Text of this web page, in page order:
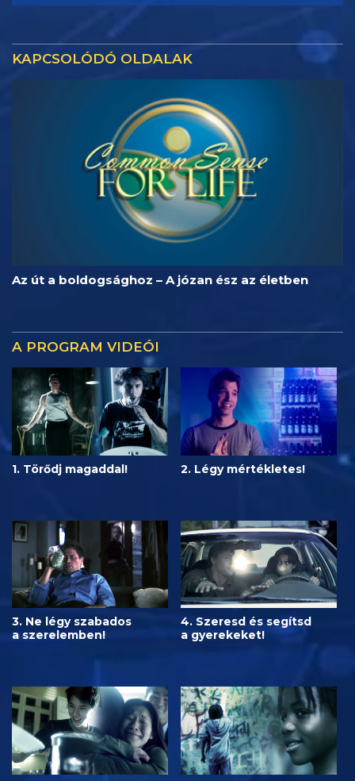
KAPCSOLÓDÓ OLDALAK
Az út a boldogsághoz – A józan ész az életben
A PROGRAM VIDEÓI
1. Törődj magaddal! 2. Légy mértékletes!
3. Ne légy szabados
a szerelemben!
4. Szeresd és segítsd
a gyerekeket!